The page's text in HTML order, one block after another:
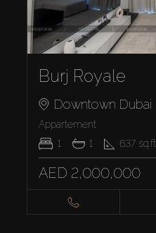
Burj Royale
Downtown Dubai
Appartement
1
1 637 sq.ft
AED 2,000,000